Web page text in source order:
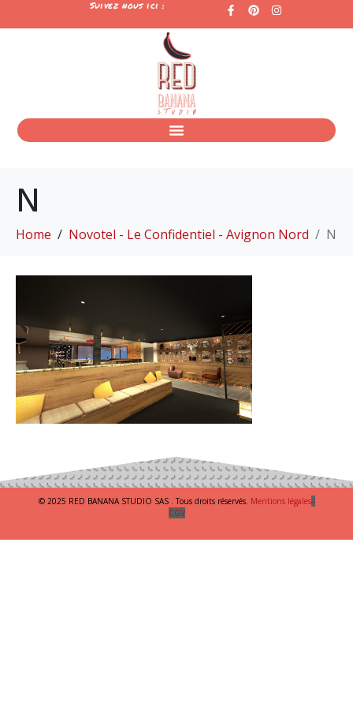
Suivez nous ici :
N
Home Novotel - Le Confidentiel - Avignon Nord N
© 2025 RED BANANA STUDIO SAS . Tous droits réservés. Mentions légales–
CGV